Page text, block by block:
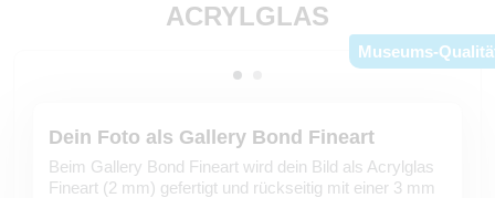
ACRYLGLAS
Museums-
Dein Foto als Gallery Bond Fineart
Beim Gallery Bond Fineart wird dein Bild als Acrylglas
Fineart (2 mm) gefertigt und rückseitig mit einer 3 mm